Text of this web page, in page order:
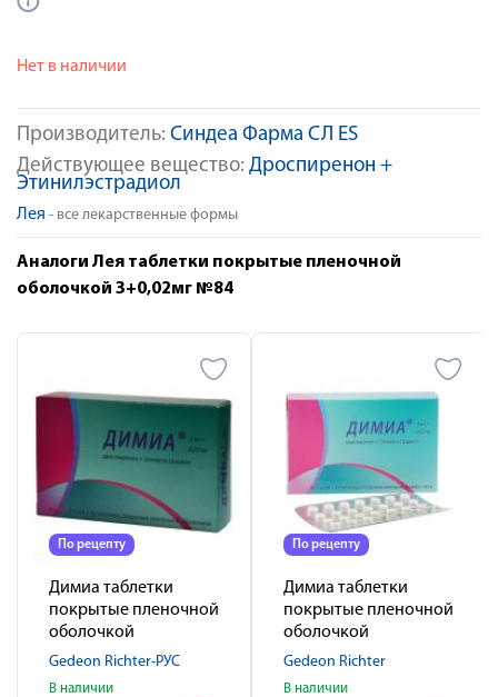
Производитель: Синдеа Фарма СЛ ES
Действующее вещество: Дроспиренон +
Этинилэстрадиол
Лея - все лекарственные формы
Нет в наличии
Аналоги Лея таблетки покрытые пленочной
оболочкой 3+0,02мг №84
По рецепту
Димиа таблетки
покрытые пленочной
оболочкой
3мг+0,02мг №84
Gedeon Richter-РУС
В наличии
По рецепту
Димиа таблетки
покрытые пленочной
оболочкой
3мг+0,02мг №28
Gedeon Richter
В наличии